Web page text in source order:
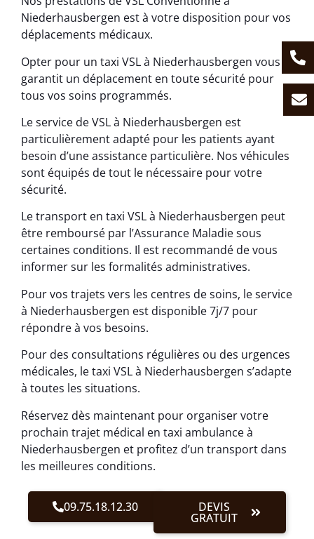
Niederhausbergen est à votre disposition pour vos
déplacements médicaux.
Opter pour un taxi VSL à Niederhausbergen vous
garantit un déplacement en toute sécurité pour
tous vos soins programmés.
Le service de VSL à Niederhausbergen est
particulièrement adapté pour les patients ayant
besoin d’une assistance particulière. Nos véhicules
sont équipés de tout le nécessaire pour votre
sécurité.
Le transport en taxi VSL à Niederhausbergen peut
être remboursé par l’Assurance Maladie sous
certaines conditions. Il est recommandé de vous
informer sur les formalités administratives.
Pour vos trajets vers les centres de soins, le service
à Niederhausbergen est disponible 7j/7 pour
répondre à vos besoins.
Pour des consultations régulières ou des urgences
médicales, le taxi VSL à Niederhausbergen s’adapte
à toutes les situations.
Réservez dès maintenant pour organiser votre
prochain trajet médical en taxi ambulance à
Niederhausbergen et profitez d’un transport dans
les meilleures conditions.
09.75.18.12.30 DEVIS
GRATUIT